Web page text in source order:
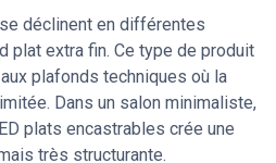
déclinent en différentes
plat extra fin. Ce type de produit
plafonds techniques où la
Dans un salon minimaliste,
plats encastrables crée une
très structurante.